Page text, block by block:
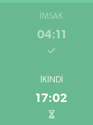
İMSAK
04:11
İKINDI
17:02